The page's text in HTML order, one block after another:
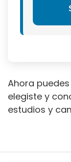
Ahora
elegiste y
estudios y